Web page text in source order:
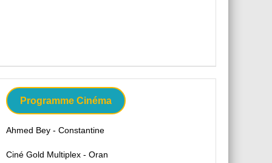
Programme Cinéma
Ahmed Bey - Constantine
Ciné Gold Multiplex - Oran